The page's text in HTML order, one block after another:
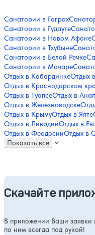
Санатории в Гаграх
Санатории в Гудауте
Санатории в Новом Афоне
Санатории в Тхубыне
Санатории в Белой Речке
Санатории в Мачаре
Отдых в КабардинкеОтдых
Отдых в Краснодарском
Отдых в ТуапсеОтдых в
Отдых в Железноводске
Отдых в КрымуОтдых в Ялте
Отдых в ЛивадииОтдых в
Отдых в ФеодосииОтдых в
Показать все
Скачайте
В приложении Ваши заявки
по ним всегда под рукой!